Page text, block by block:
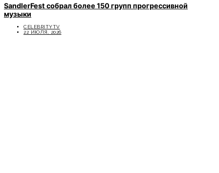
SandlerFest собрал более 150 групп прогрессивной
музыки
CELEBRITYTV
22 ИЮЛЯ, 2026